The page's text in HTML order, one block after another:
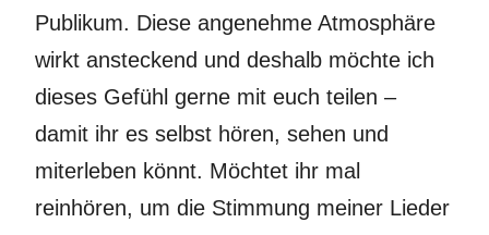
Publikum. Diese angenehme Atmosphäre
wirkt ansteckend und deshalb möchte ich
dieses Gefühl gerne mit euch teilen –
damit ihr es selbst hören, sehen und
miterleben könnt. Möchtet ihr mal
reinhören, um die Stimmung meiner Lieder